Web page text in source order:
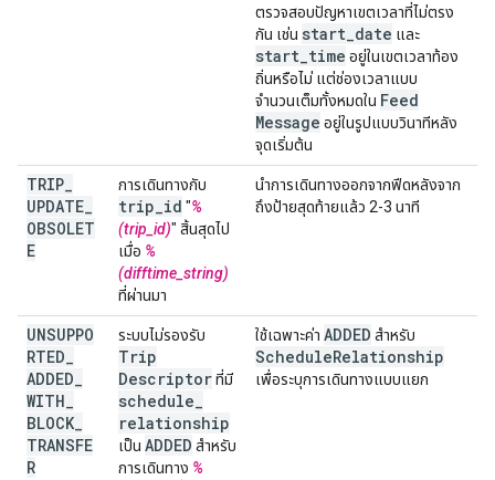
ตรวจสอบปัญหาเขตเวลาที่ไม่ตรง
กัน เช่น start date และ
start time อยู่ในเขตเวลาท้อง
ถิ่นหรือไม่ แต่ช่องเวลาแบบ
จำนวนเต็มทั้งหมดใน Feed
Message อยู่ในรูปแบบวินาทีหลัง
จุดเริ่มต้น
TRIP
UPDATE
OBSOLET
E
การเดินทางกับ
trip id "%
(trip_id)" สิ้นสุดไป
เมื่อ %
(difftime_string)
ที่ผ่านมา
นำการเดินทางออกจากฟีดหลังจาก
ถึงป้ายสุดท้ายแล้ว 2-3 นาที
UNSUPPO
RTED
ADDED
WITH
BLOCK
TRANSFE
R
ระบบไม่รองรับ
Trip
Descriptorที่มี
schedule
relationship
เป็น ADDED สำหรับ
การเดินทาง %
ใช้เฉพาะค่า ADDED สำหรับ
ScheduleRelationship
เพื่อระบุการเดินทางแบบแยก